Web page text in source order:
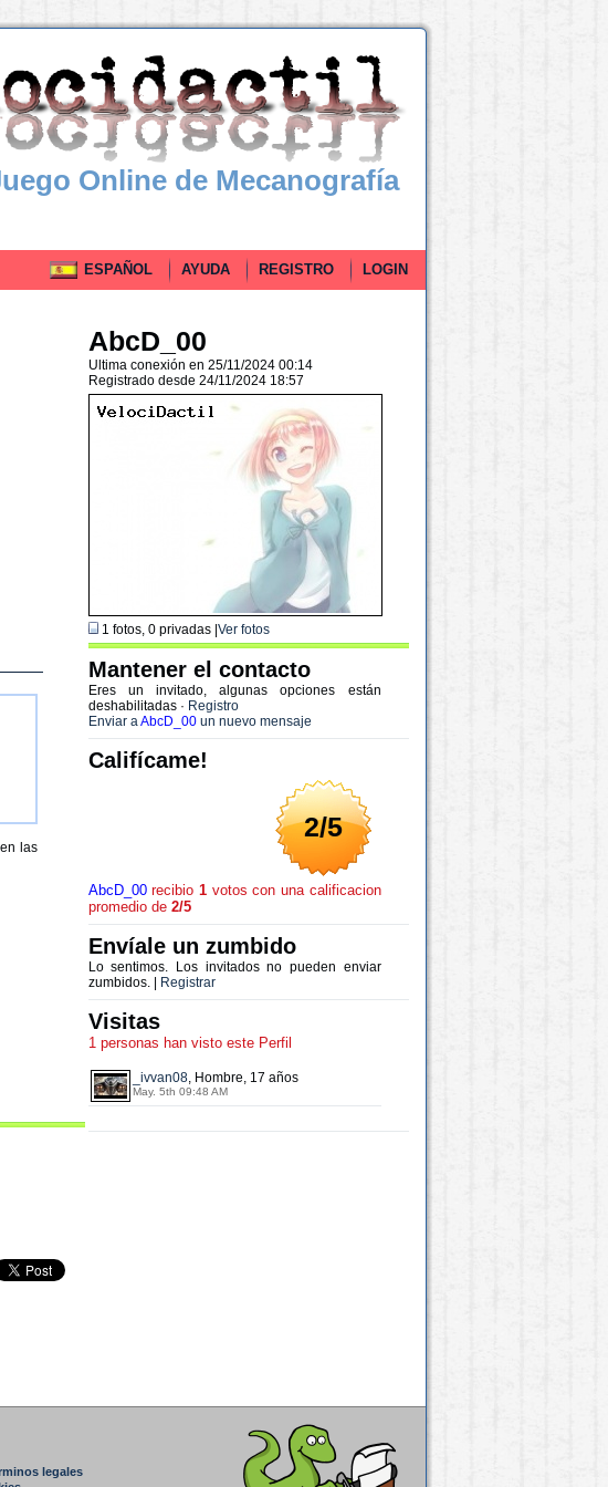
Online de Mecanografía
ESPAÑOL AYUDA REGISTRO LOGIN
las
AbcD_00
Ultima conexión en 25/11/2024 00:14
Registrado desde 24/11/2024 18:57
1 fotos, 0 privadas | Ver fotos
Mantener el contacto
Eres un invitado, algunas opciones están
deshabilitadas · Registro
Enviar aAbcD_00un nuevo mensaje
Califícame!
2/5
AbcD_00recibio 1votos con una calificacion
promedio de 2/5
Envíale un zumbido
Lo sentimos. Los invitados no pueden enviar
zumbidos. |
Registrar
Visitas
1 personas han visto este Perfil
_ivvan08, Hombre, 17 años
May. 5th 09:48 AM
legales